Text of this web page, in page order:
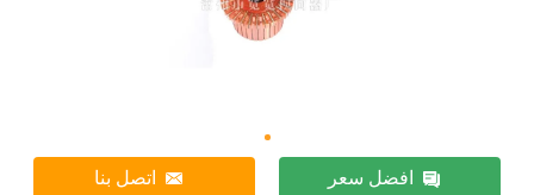
افضل سعر اتصل بنا